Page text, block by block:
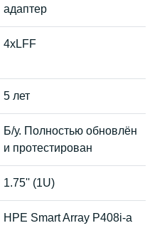
адаптер
4xLFF
5 лет
Б/у. Полностью обновлён
и протестирован
1.75'' (1U)
HPE Smart Array P408i-a